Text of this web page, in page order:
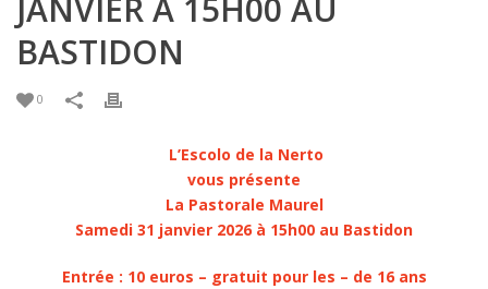
JANVIER À 15H00 AU
BASTIDON
0
L’Escolo de la Nerto
vous présente
La Pastorale Maurel
Samedi 31 janvier 2026 à 15h00 au Bastidon
Entrée : 10 euros – gratuit pour les – de 16 ans